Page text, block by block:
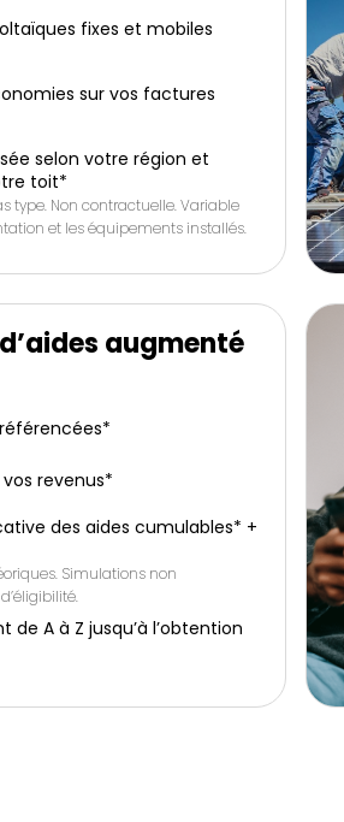
fixes et mobiles
sur vos factures
selon votre région et
toit*
type. Non contractuelle. Variable
et les équipements installés.
augmenté
revenus*
des aides cumulables* +
Simulations non
A à Z jusqu’à l’obtention